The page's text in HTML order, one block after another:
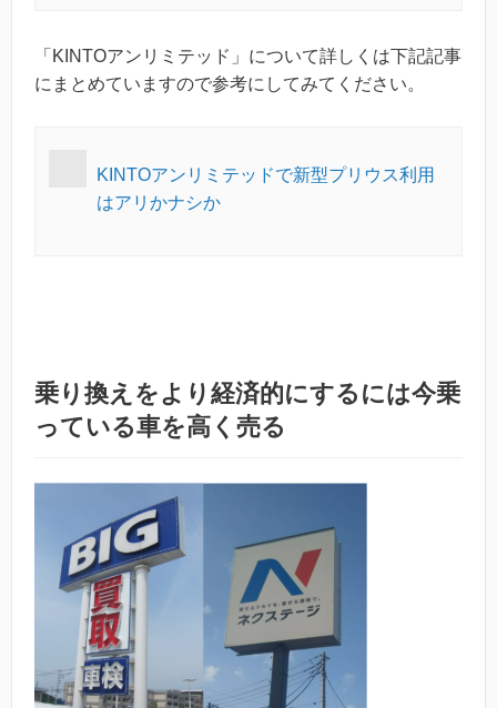
「KINTOアンリミテッド」について詳しくは下記記事
にまとめていますので参考にしてみてください。
KINTOアンリミテッドで新型プリウス利用
はアリかナシか
乗り換えをより経済的にするには今乗
っている車を高く売る